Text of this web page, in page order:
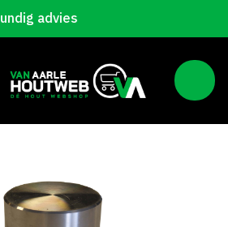
Particulier en zakelijk